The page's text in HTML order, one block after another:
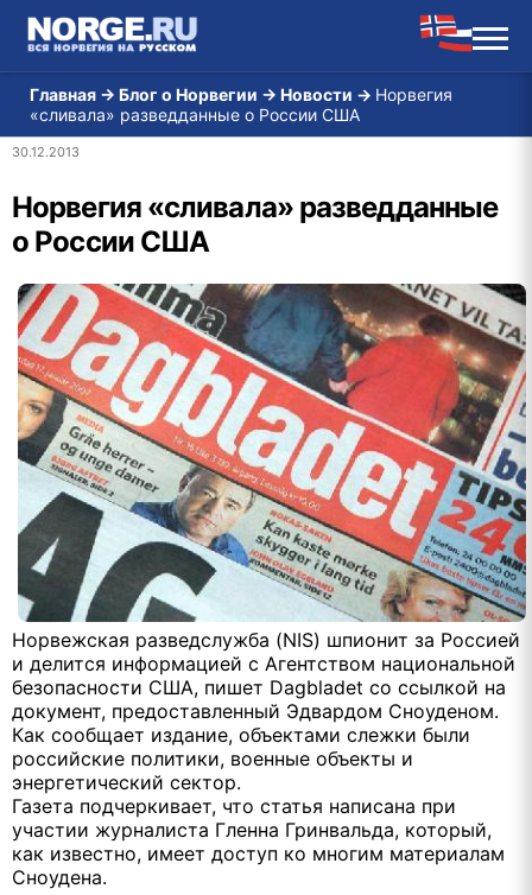
Главная → Блог о Норвегии → Новости → Норвегия
«сливала» разведданные о России США
30.12.2013
Норвегия «сливала» разведданные
о России США
Норвежская разведслужба (NIS) шпионит за Россией
и делится информацией с Агентством национальной
безопасности США, пишет Dagbladet со ссылкой на
документ, предоставленный Эдвардом Сноуденом.
Как сообщает издание, объектами слежки были
российские политики, военные объекты и
энергетический сектор.
Газета подчеркивает, что статья написана при
участии журналиста Гленна Гринвальда, который,
как известно, имеет доступ ко многим материалам
Сноудена.